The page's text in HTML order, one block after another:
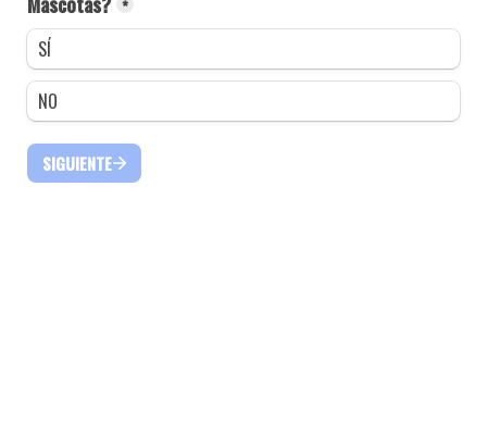
*
SÍ
NO
SIGUIENTE